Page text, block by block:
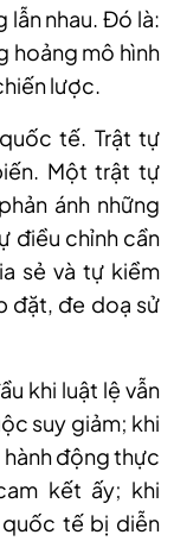
nhau. Đó là:
hoảng mô hình
lược.
tế. Trật tự
Một trật tự
ánh những
điều chỉnh cần
sẻ và tự kiềm
đặt, đe doạ sử
khi luật lệ vẫn
suy giảm; khi
động thực
kết ấy; khi
tế bị diễn